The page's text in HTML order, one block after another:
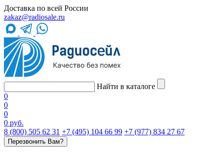
Доставка по всей России
zakaz@radiosale.ru
Найти в каталоге
0
0
0
0 руб.
8 (800) 505 62 31 +7 (495) 104 66 99 +7 (977) 834 27 67
Перезвонить Вам?